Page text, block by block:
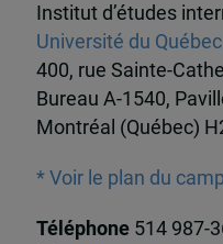
Institut d’études
Université du
400, rue Sainte-
Bureau A-1540,
Montréal (Québec)
* Voir le plan du
Téléphone 514 987-